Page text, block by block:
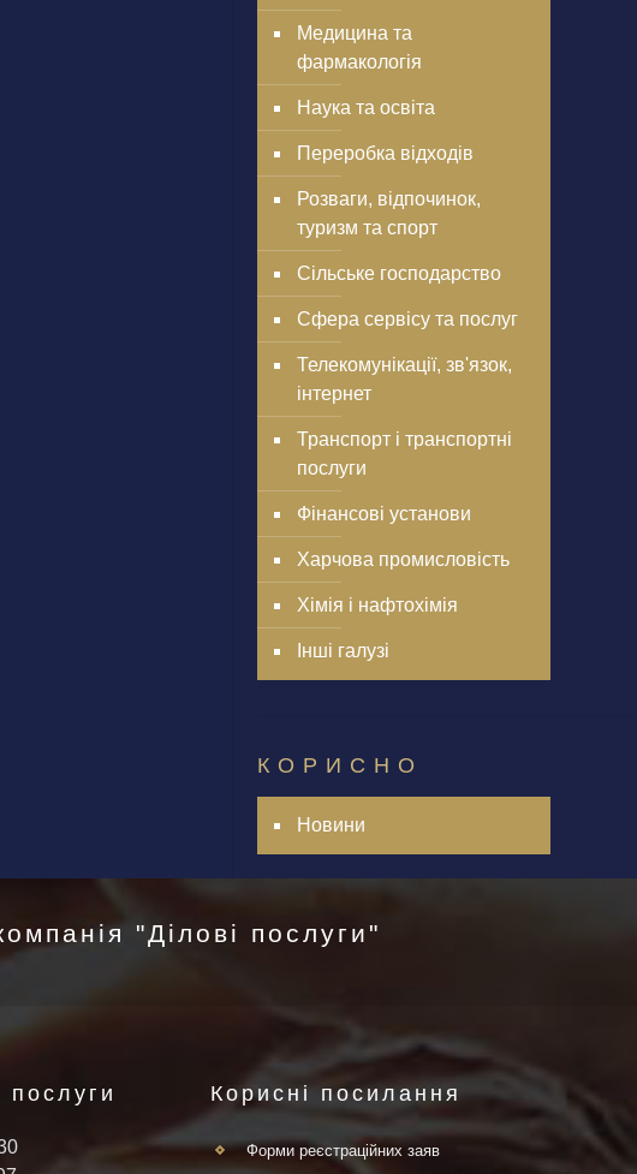
Медицина та
фармакологія
Наука та освіта
Переробка відходів
Розваги, відпочинок,
туризм та спорт
Сільське господарство
Сфера сервісу та послуг
Телекомунікації, зв'язок,
інтернет
Транспорт і транспортні
послуги
Фінансові установи
Харчова промисловість
Хімія і нафтохімія
Інші галузі
КОРИСНО
Новини
"Ділові послуги"
послуги Корисні посилання
Форми реєстраційних заяв